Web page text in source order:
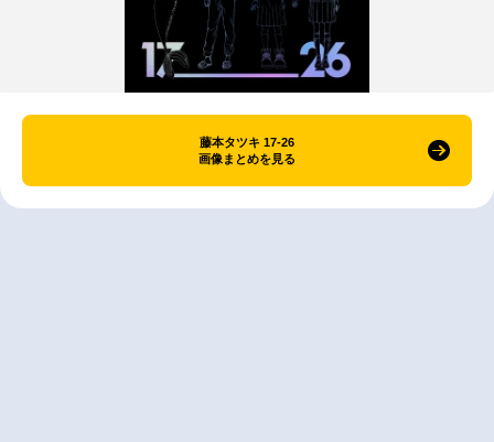
藤本タツキ 17-26
画像まとめを見る